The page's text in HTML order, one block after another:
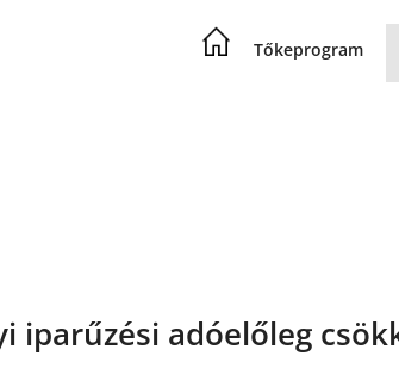
Tőkeprogram
iparűzési adóelőleg